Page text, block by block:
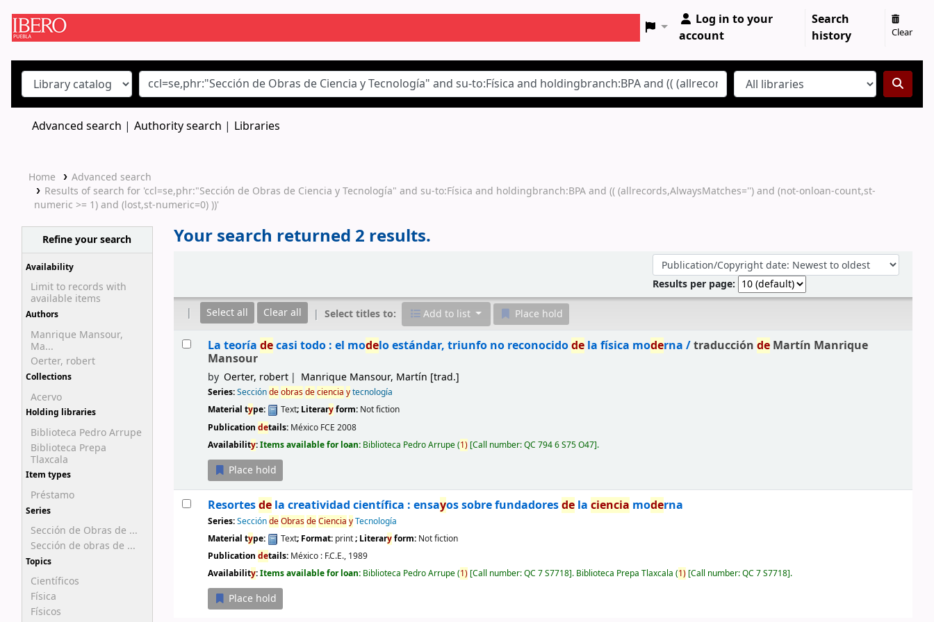
Log in to your
account
Search
history
Clear
Advanced search Authority search Libraries
Home
Advanced search
Results of search for 'ccl=se,phr:"Sección de Obras de Ciencia y Tecnología" and su-to:Física and holdingbranch:BPA and (( (allrecords,AlwaysMatches='') and (not-onloan-count,st-
numeric >= 1) and (lost,st-numeric=0) ))'
Refine your search
Availability
Limit to records with
available items
Authors
Manrique Mansour,
Ma...
Oerter, robert
Collections
Acervo
Holding libraries
Biblioteca Pedro Arrupe
Biblioteca Prepa
Tlaxcala
Item types
Préstamo
Series
Sección de Obras de ...
Sección de obras de ...
Topics
Científicos
Física
Físicos
Your search returned 2 results.
Sort by:
Results per page:
Select all
Clear all Select titles to: Add to list Place hold
Results
La teoría decasi todo : el modelo estándar, triunfo no reconocidodela física moderna /traducción deMartín Manrique
Mansour
by Oerter, robert Manrique Mansour, Martín [trad.]
Series:Seccióndeobrasdeciencia ytecnología
Material type: Text; Literaryform: Not fiction
Publication details: México FCE 2008
Availability:Items available for loan: Biblioteca Pedro Arrupe(1) Call number:QC 794 6 S75 O47 .
Place hold
Resortesdela creatividad científica : ensayos sobre fundadoresdela ciencia moderna
Series:SeccióndeObrasdeCiencia yTecnología
Material type: Text; Format: print; Literaryform: Not fiction
Publication details: México : F.C.E., 1989
Availability:Items available for loan: Biblioteca Pedro Arrupe(1) Call number:QC 7 S7718 . Biblioteca Prepa Tlaxcala (1) Call number:QC 7 S7718 .
Place hold